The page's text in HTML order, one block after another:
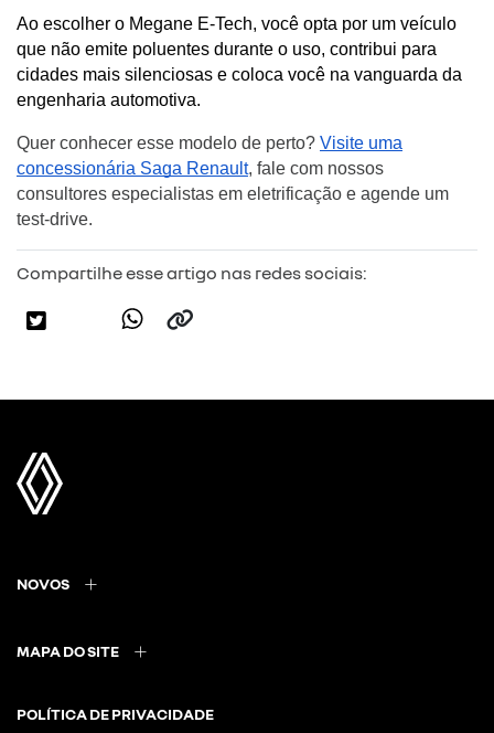
Ao escolher o Megane E-Tech, você opta por um veículo
que não emite poluentes durante o uso, contribui para
cidades mais silenciosas e coloca você na vanguarda da
engenharia automotiva.
Quer conhecer esse modelo de perto? Visite uma
concessionária Saga Renault, fale com nossos
consultores especialistas em eletrificação e agende um
test-drive.
Compartilhe esse artigo nas redes sociais:
NOVOS
MAPA DO SITE
POLÍTICA DE PRIVACIDADE